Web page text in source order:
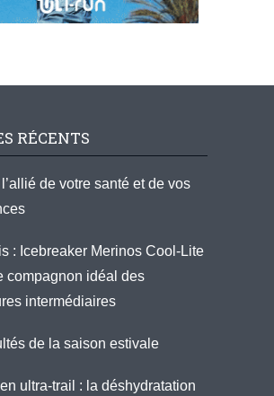
RÉCENTS
de votre santé et de vos
: Icebreaker Merinos Cool-Lite
compagnon idéal des
intermédiaires
de la saison estivale
ultra-trail : la déshydratation